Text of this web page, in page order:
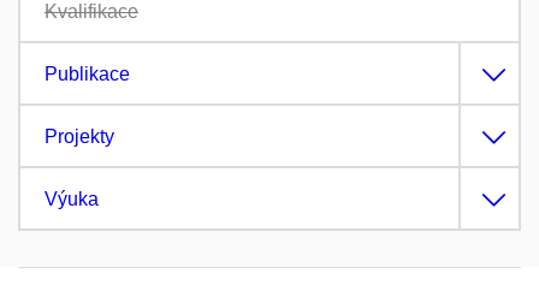
Kvalifikace
Publikace
Projekty
Výuka